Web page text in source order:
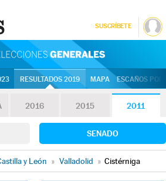
SUSCRÍBETE
RESULTADOS 2019 MAPA ESCAÑOS
2016 2015 2011
SENADO
y León » Valladolid » Cistérniga